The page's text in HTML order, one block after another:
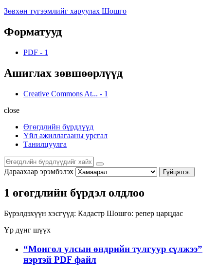
Зөвхөн түгээмлийг харуулах Шошго
Форматууд
PDF - 1
Ашиглах зөвшөөрлүүд
Creative Commons At... - 1
close
Өгөгдлийн бүрдлүүд
Үйл ажиллагааны урсгал
Танилцуулга
Дараахаар эрэмбэлэх Гүйцэтгэ.
1 өгөгдлийн бүрдэл олдлоо
Бүрэлдэхүүн хэсгүүд: Кадастр Шошго: репер царцдас
Үр дүнг шүүх
“Монгол улсын өндрийн тулгуур сүлжээ”
нэртэй PDF файл